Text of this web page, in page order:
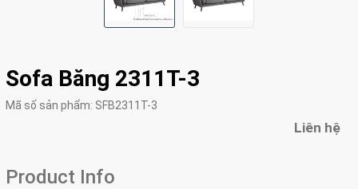
Sofa Băng 2311T-3
Mã số sản phẩm: SFB2311T-3
Liên hệ
Product Info